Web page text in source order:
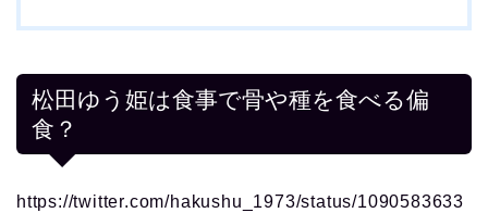
松田ゆう姫は食事で骨や種を食べる偏
食？
https://twitter.com/hakushu_1973/status/1090583633